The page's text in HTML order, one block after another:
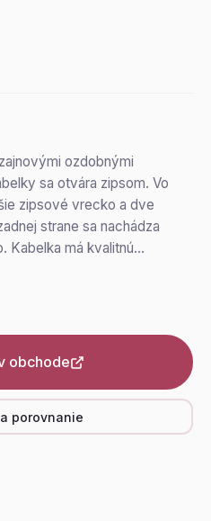
ozdobnými
sa otvára zipsom. Vo
zipsové vrecko a dve
strane sa nachádza
Kabelka má kvalitnú…
obchode
porovnanie